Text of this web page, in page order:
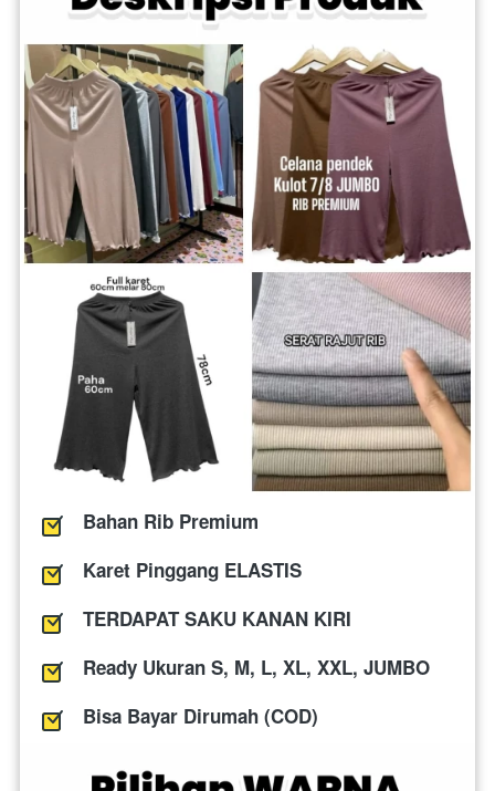
Bahan Rib Premium
Karet Pinggang ELASTIS
TERDAPAT SAKU KANAN KIRI
Ready Ukuran S, M, L, XL, XXL, JUMBO
Bisa Bayar Dirumah (COD)